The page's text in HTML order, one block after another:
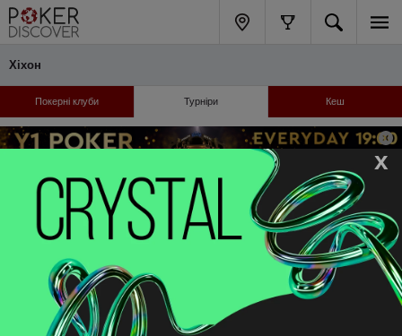
x
Хіхон
Покерні клуби Турніри Кеш
Відібратися онлайн: бай-іни, готелі, логістика
сьогодні
Турніри не знайдені
Турніри не знайдені